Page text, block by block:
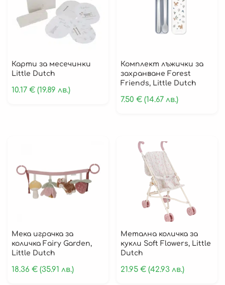
Карти за месечинки
Little Dutch
10.17 € (19.89 лв.)
Комплект лъжички за
захранване Forest
Friends, Little Dutch
7.50€ (14.67 лв.)
Мека играчка за
количка Fairy Garden,
Little Dutch
18.36 € (35.91 лв.)
Метална количка за
кукли Soft Flowers, Little
Dutch
21.95€ (42.93 лв.)